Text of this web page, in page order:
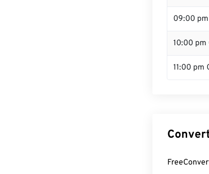
09:00 pm
10:00 pm
11:00 pm